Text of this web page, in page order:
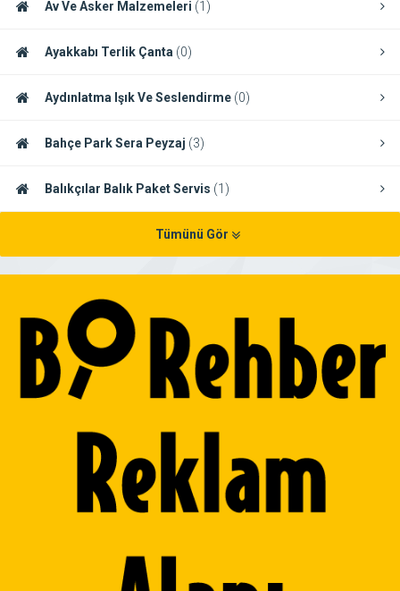
Av Ve Asker Malzemeleri (1)
Ayakkabı Terlik Çanta (0)
Aydınlatma Işık Ve Seslendirme (0)
Bahçe Park Sera Peyzaj (3)
Balıkçılar Balık Paket Servis (1)
Tümünü Gör